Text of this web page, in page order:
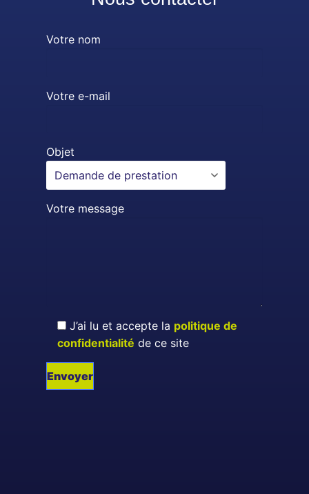
Votre nom
Votre e-mail
Objet
Votre message
J’ai lu et accepte la politique de
confidentialité de ce site